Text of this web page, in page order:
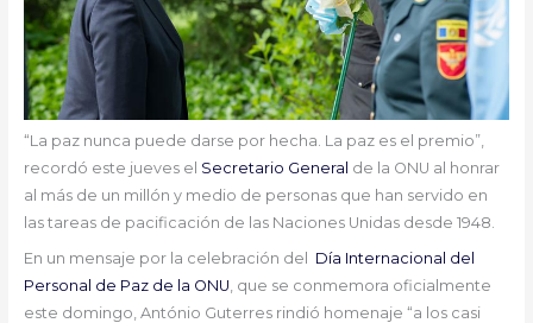
“La paz nunca puede darse por hecha. La paz es el premio”,
recordó este jueves el Secretario General de la ONU al honrar
al más de un millón y medio de personas que han servido en
las tareas de pacificación de las Naciones Unidas desde 1948.
En un mensaje por la celebración del Día Internacional del
Personal de Paz de la ONU , que se conmemora oficialmente
este domingo, António Guterres rindió homenaje “a los casi